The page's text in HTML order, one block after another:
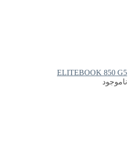
ELITEBOOK 850 G5
ناموجود